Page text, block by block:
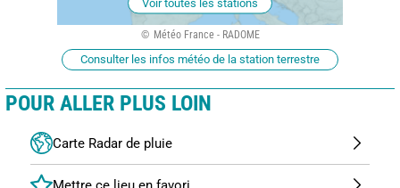
Voir toutes les stations
Météo France - RADOME
Consulter les infos météo de la station terrestre
POUR ALLER PLUS LOIN
Carte Radar de pluie